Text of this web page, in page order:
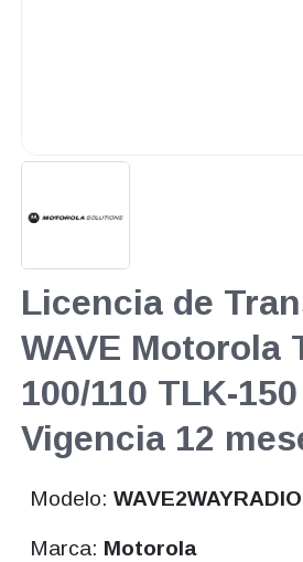
Licencia de
WAVE Motorola
100/110 TLK-
Vigencia 12
Modelo:
Marca: Motorola